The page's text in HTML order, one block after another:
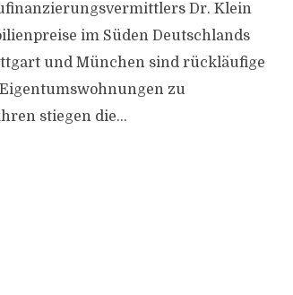
Dr. Klein
im Süden Deutschlands
und München sind rückläufige
zu
stiegen die...